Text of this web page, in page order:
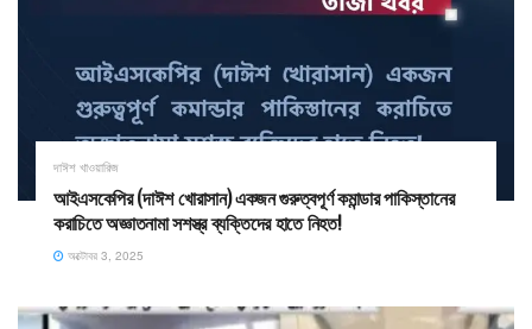
দাঈশ খাওয়ারিজ
আইএসকেপির (দাঈশ খোরাসান) একজন গুরুত্বপূর্ণ কমান্ডার পাকিস্তানের
করাচিতে অজ্ঞাতনামা সশস্ত্র ব্যক্তিদের হাতে নিহত!
অক্টোবর 3, 2025